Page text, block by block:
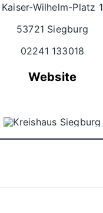
Kaiser-Wilhelm-Platz 1
53721 Siegburg
02241 133018
Website